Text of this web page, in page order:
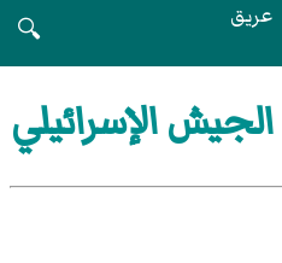
عريق
🔍
الإسرائيلي